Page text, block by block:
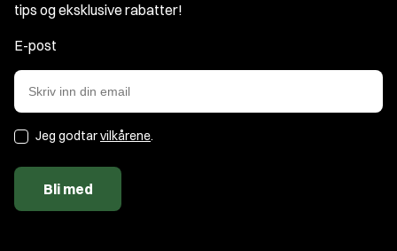
tips og eksklusive rabatter!
E-post
Jeg godtarvilkårene.
Bli med